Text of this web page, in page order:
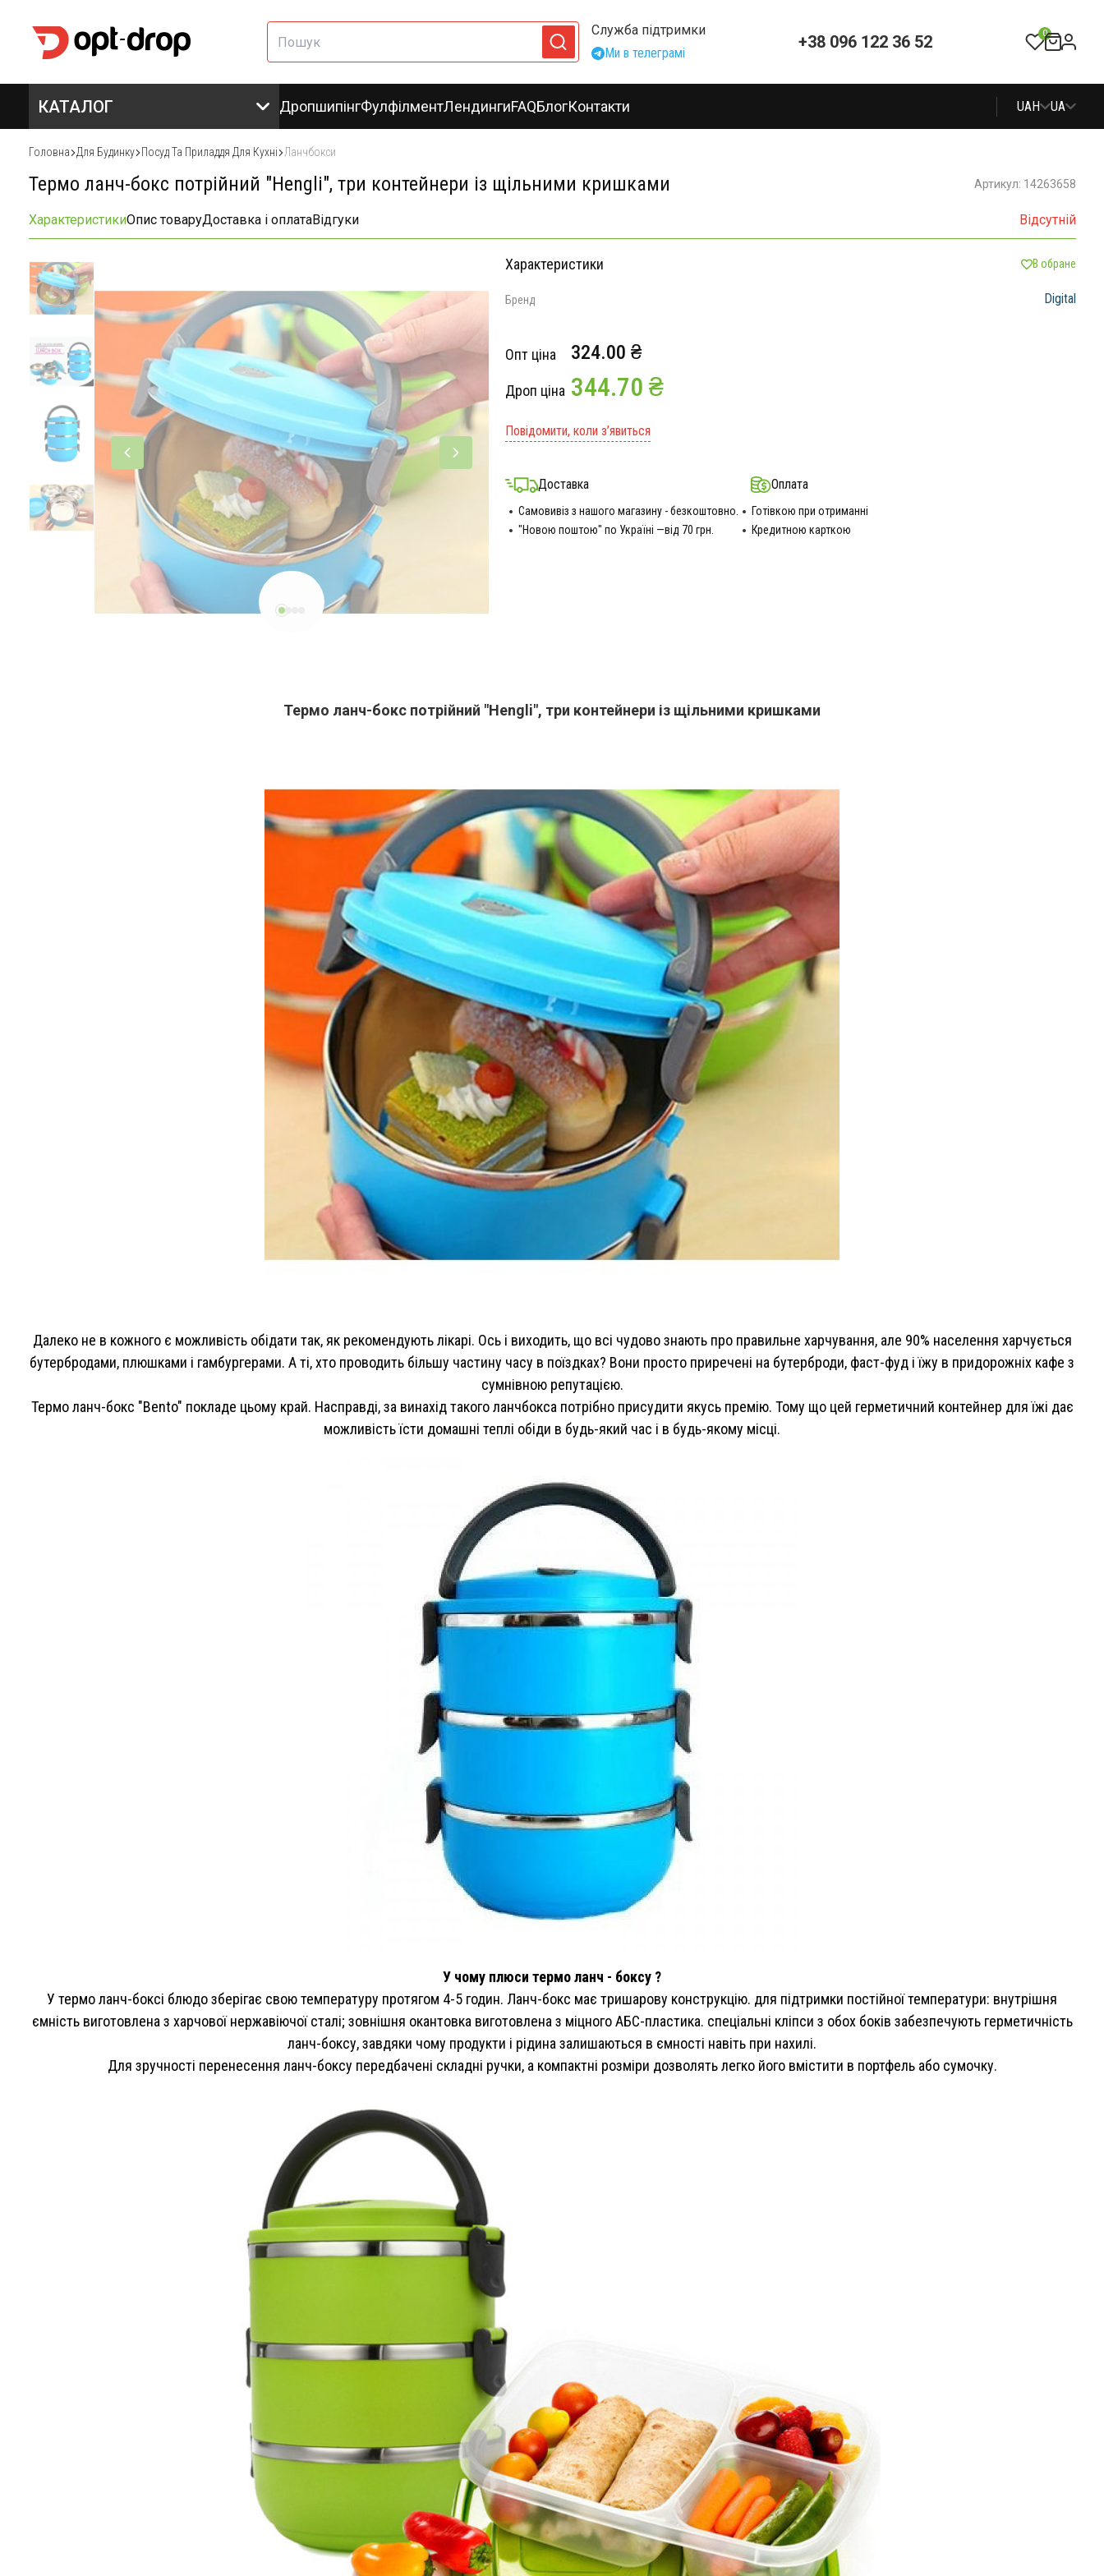
Служба підтримки
Ми в телеграмі
+38 096 122 36 52 0
КАТАЛОГ ДропшипінгФулфілментЛендингиFAQБлогКонтакти UAH UA
Головна Для Будинку Посуд Та Приладдя Для Кухні Ланчбокси
Термо ланч-бокс потрійний "Hengli", три контейнери із щільними кришками Артикул: 14263658
ХарактеристикиОпис товаруДоставка і оплатаВідгуки Відсутній
Характеристики В обране
Бренд Digital
Опт ціна 324.00 ₴
Дроп ціна 344.70 ₴
Повідомити, коли з’явиться
Доставка
Самовивіз з нашого магазину - безкоштовно.
"Новою поштою" по Україні —від 70 грн.
Оплата
Готівкою при отриманні
Кредитною карткою
Термо ланч-бокс потрійний "Hengli", три контейнери із щільними кришками
Далеко не в кожного є можливість обідати так, як рекомендують лікарі. Ось і виходить, що всі чудово знають про правильне харчування, але 90% населення харчується
бутербродами, плюшками і гамбургерами. А ті, хто проводить більшу частину часу в поїздках? Вони просто приречені на бутерброди, фаст-фуд і їжу в придорожніх кафе з
сумнівною репутацією.
Термо ланч-бокс "Bento" покладе цьому край. Насправді, за винахід такого ланчбокса потрібно присудити якусь премію. Тому що цей герметичний контейнер для їжі дає
можливість їсти домашні теплі обіди в будь-який час і в будь-якому місці.
У чому плюси термо ланч - боксу ?
У термо ланч-боксі блюдо зберігає свою температуру протягом 4-5 годин. Ланч-бокс має тришарову конструкцію. для підтримки постійної температури: внутрішня
ємність виготовлена з харчової нержавіючої сталі; зовнішня окантовка виготовлена з міцного АБС-пластика. спеціальні кліпси з обох боків забезпечують герметичність
ланч-боксу, завдяки чому продукти і рідина залишаються в ємності навіть при нахилі.
Для зручності перенесення ланч-боксу передбачені складні ручки, а компактні розміри дозволять легко його вмістити в портфель або сумочку.